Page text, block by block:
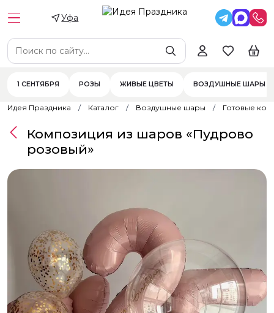
Уфа
1 СЕНТЯБРЯ РОЗЫ ЖИВЫЕ ЦВЕТЫ ВОЗДУШНЫЕ ШАРЫ
Идея Праздника Каталог Воздушные шары Готовые
Композиция из шаров «Пудрово
розовый»